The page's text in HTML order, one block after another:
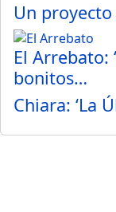
Un
El Arrebato:
bonitos…
Chiara: ‘La